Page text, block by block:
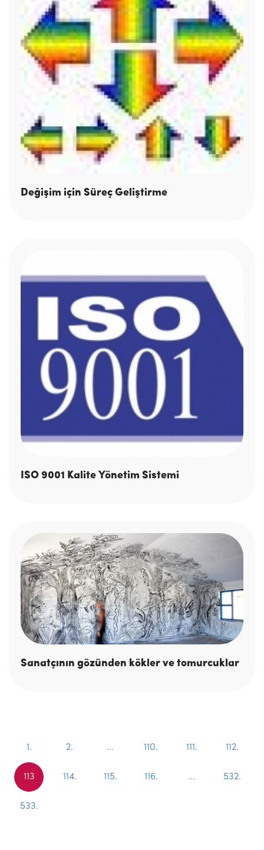
Değişim için Süreç Geliştirme
ISO 9001 Kalite Yönetim Sistemi
Sanatçının gözünden kökler ve tomurcuklar
1. 2. ... 110. 111. 112.
113 114. 115. 116. ... 532.
533.